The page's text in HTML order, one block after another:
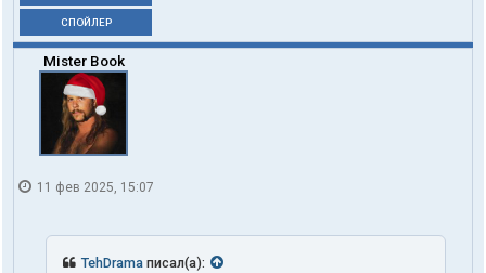
СПОЙЛЕР
Mister Book
11 фев 2025, 15:07
TehDrama писал(а):